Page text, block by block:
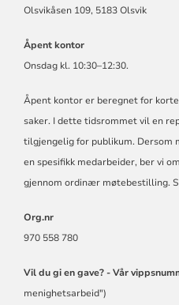
Olsvikåsen 109, 5183 Olsvik
Åpent kontor
Onsdag kl. 10:30–12:30.
Åpent kontor er beregnet for
saker. I dette tidsrommet vil en
tilgjengelig for publikum. Dersom
en spesifikk medarbeider, ber vi
gjennom ordinær møtebestilling.
Org.nr
970 558 780
Vil du gi en gave? -Vår
menighetsarbeid")